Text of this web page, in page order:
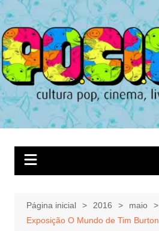
Ir
para
o
conteúdo
Página inicial 2016
maio
Exposição O Mundo de Tim Burton